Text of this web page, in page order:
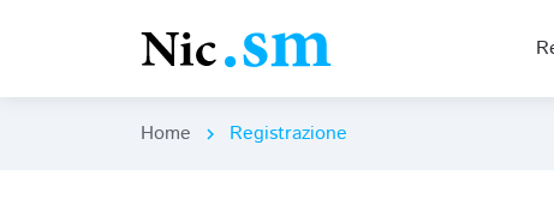
Home chevron_right Registrazione